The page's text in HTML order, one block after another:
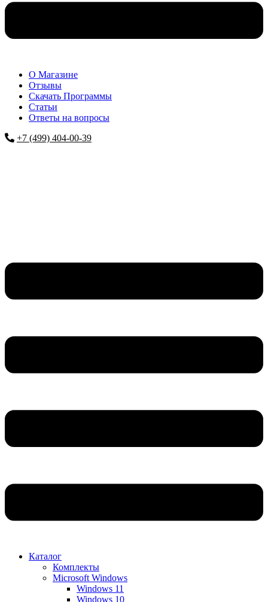
О Магазине
Отзывы
Скачать Программы
Статьи
Ответы на вопросы
+7 (499) 404-00-39
Каталог
Комплекты
Microsoft Windows
Windows 11
Windows 10